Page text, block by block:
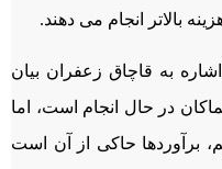
بالاتر انجام می دهند.
به قاچاق زعفران بیان
در حال انجام است، اما
برآوردها حاکی از آن است